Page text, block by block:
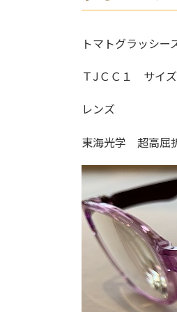
トマトグラッシー
ＴJＣＣ１ サイ
レンズ
東海光学 超高屈